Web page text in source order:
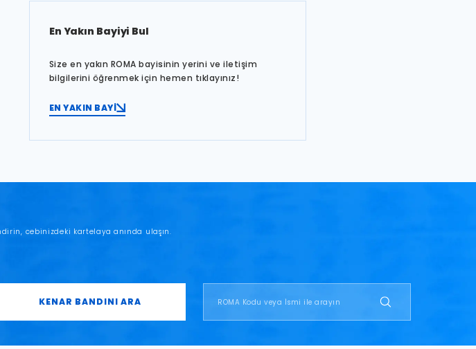
En Yakın Bayiyi Bul
Size en yakın ROMA bayisinin yerini ve iletişim
bilgilerini öğrenmek için hemen tıklayınız!
EN YAKIN BAYİ
cebinizdeki kartelaya anında ulaşın.
KENAR BANDINI ARA